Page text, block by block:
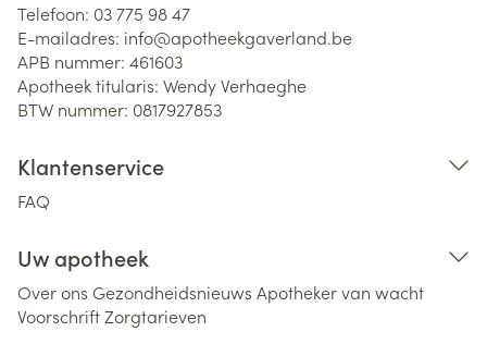
Telefoon: 03 775 98 47
E-mailadres: info@apotheekgaverland.be
APB nummer: 461603
Apotheek titularis: Wendy Verhaeghe
BTW nummer: 0817927853
Klantenservice
FAQ
Uw apotheek
Over ons Gezondheidsnieuws Apotheker van wacht
VoorschriftZorgtarieven